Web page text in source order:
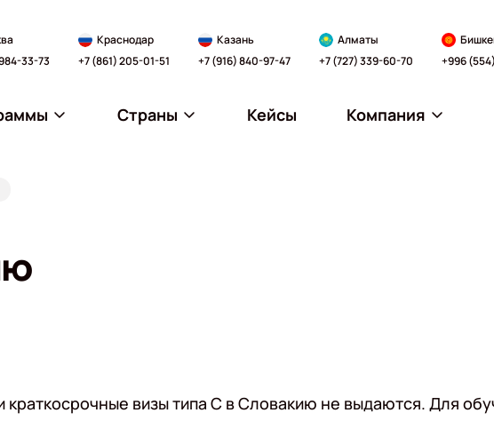
33-73
Краснодар
+7 (861) 205-01-51
Казань
+7 (916) 840-97-47
Алматы
+7 (727) 339-60-70
+996
Страны Кейсы Компания
визы типа C в Словакию не выдаются. Для